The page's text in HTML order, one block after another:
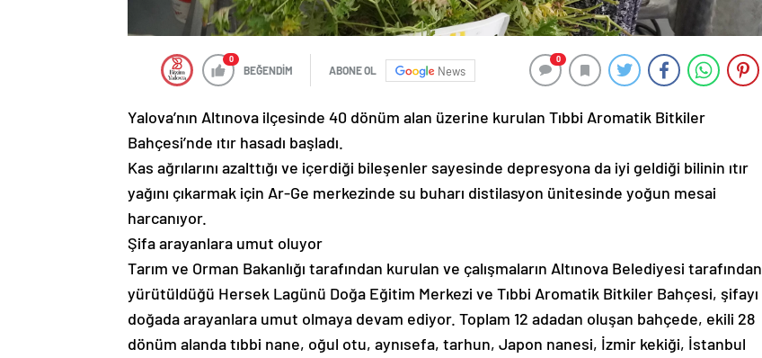
0
BEĞENDİM ABONE OL News
0
Yalova’nın Altınova ilçesinde 40 dönüm alan üzerine kurulan Tıbbi Aromatik Bitkiler
Bahçesi’nde ıtır hasadı başladı.
Kas ağrılarını azalttığı ve içerdiği bileşenler sayesinde depresyona da iyi geldiği bilinin ıtır
yağını çıkarmak için Ar-Ge merkezinde su buharı distilasyon ünitesinde yoğun mesai
harcanıyor.
Şifa arayanlara umut oluyor
Tarım ve Orman Bakanlığı tarafından kurulan ve çalışmaların Altınova Belediyesi tarafından
yürütüldüğü Hersek Lagünü Doğa Eğitim Merkezi ve Tıbbi Aromatik Bitkiler Bahçesi, şifayı
doğada arayanlara umut olmaya devam ediyor. Toplam 12 adadan oluşan bahçede, ekili 28
dönüm alanda tıbbi nane, oğul otu, aynısefa, tarhun, Japon nanesi, İzmir kekiği, İstanbul